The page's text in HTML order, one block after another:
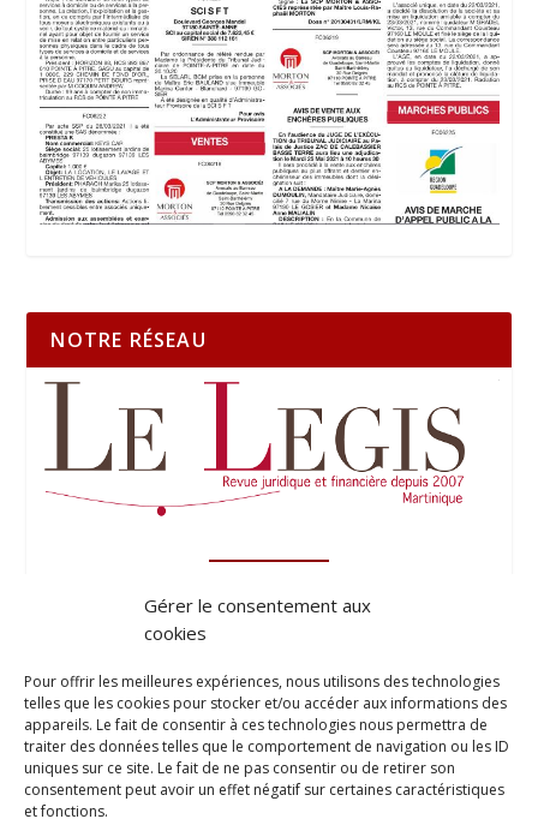
Gérer le consentement aux
cookies
Pour offrir les meilleures expériences, nous utilisons des technologies
telles que les cookies pour stocker et/ou accéder aux informations des
appareils. Le fait de consentir à ces technologies nous permettra de
traiter des données telles que le comportement de navigation ou les ID
uniques sur ce site. Le fait de ne pas consentir ou de retirer son
consentement peut avoir un effet négatif sur certaines caractéristiques
et fonctions.
NOTRE RÉSEAU